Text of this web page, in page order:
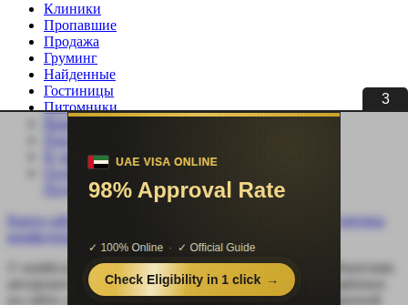
3
Клиники
Пропавшие
Продажа
Груминг
Найденные
Гостиницы
Питомники
Вязка
Особенные
Подать объявление
Карта сайта
Политика
© usatiki.ru Все материалы данного сайта являются объектами
авторского права. Использование материалов, размещённых
на сайте, разрешается только при условии прямой обратной